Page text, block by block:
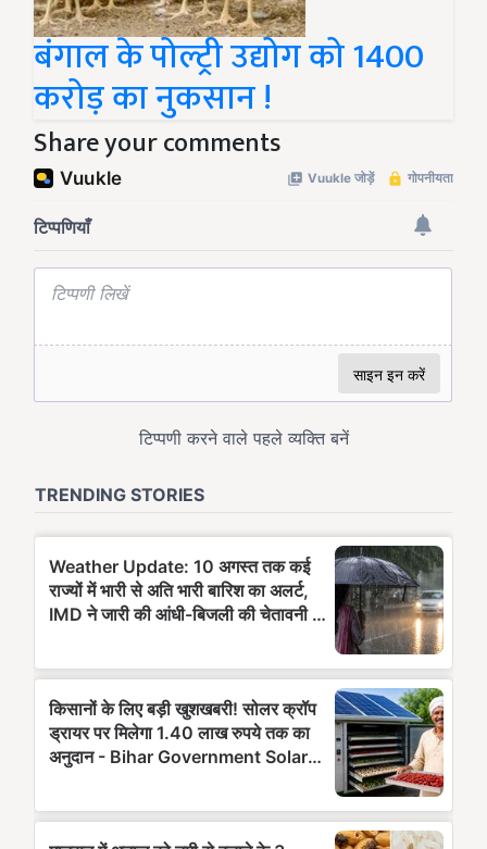
बंगाल के पोल्ट्री उद्योग को 1400
करोड़ का नुकसान !
Share your comments